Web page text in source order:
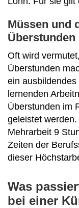
Müssen und
Überstunden
Oft wird
Überstunden
ein
lernenden
Überstunden im
geleistet
Mehrarbeit 9
Zeiten der
dieser
Was
bei einer